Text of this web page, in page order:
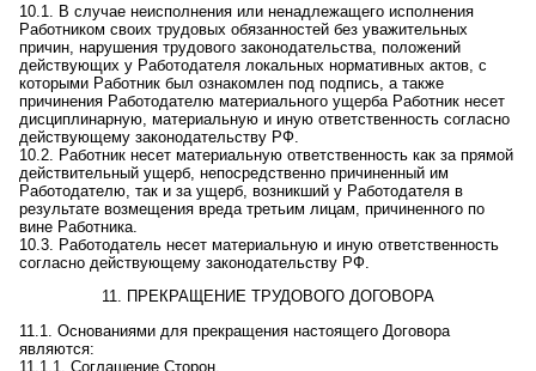
10.1. В случае неисполнения или ненадлежащего исполнения
Работником своих трудовых обязанностей без уважительных
причин, нарушения трудового законодательства, положений
действующих у Работодателя локальных нормативных актов, с
которыми Работник был ознакомлен под подпись а также
причинения Работодателю материального ущерба Работник несет
дисциплинарную, материальную и иную ответственность согласно
действующему законодательству РФ
10.2. Работник несет материальную ответственность как за прямой
действительный ущерб, непосредственно причиненный им
Работодателю, так и за ущерб, возникший у Работодателя в
результате возмещения вреда третьим лицам, причиненного по
вине Работника.
10.3. Работодатель несет материальную и иную ответственность
согласно действующему законодательству РФ.
11. ПРЕКРАЩЕНИЕ ТРУДОВОГО ДОГОВОРА
11.1. Основаниями для прекращения настоящего Договора
являются:
11.1.1. Соглашение Сторон.